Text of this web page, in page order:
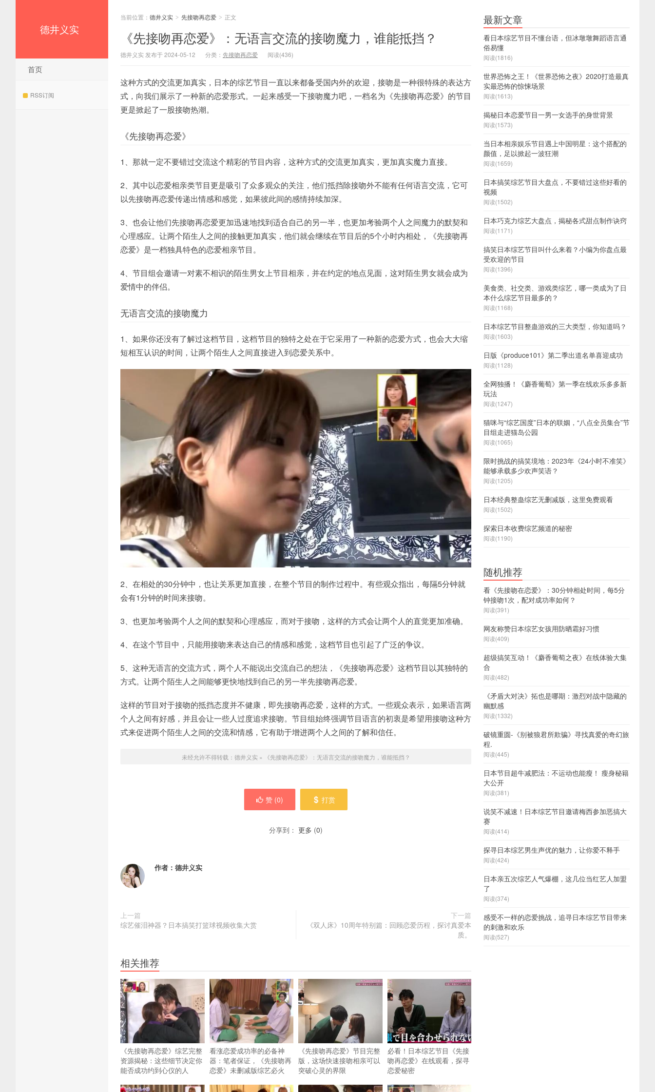
德井义实
首页
RSS订阅
当前位置： 德井义实 > 先接吻再恋爱 > 正文
《先接吻再恋爱》：无语言交流的接吻魔力，谁能抵挡？
德井义实 发布于 2024-05-12 分类： 先接吻再恋爱 阅读(436)
这种方式的交流更加真实，日本的综艺节目一直以来都备受国内外的欢迎，接吻是一种很特殊的表达方
式，向我们展示了一种新的恋爱形式。一起来感受一下接吻魔力吧，一档名为《先接吻再恋爱》的节目
更是掀起了一股接吻热潮。
《先接吻再恋爱》
1、那就一定不要错过交流这个精彩的节目内容，这种方式的交流更加真实，更加真实魔力直接。
2、其中以恋爱相亲类节目更是吸引了众多观众的关注，他们抵挡除接吻外不能有任何语言交流，它可
以先接吻再恋爱传递出情感和感觉，如果彼此间的感情持续加深。
3、也会让他们先接吻再恋爱更加迅速地找到适合自己的另一半，也更加考验两个人之间魔力的默契和
心理感应。让两个陌生人之间的接触更加真实，他们就会继续在节目后的5个小时内相处，《先接吻再
恋爱》是一档独具特色的恋爱相亲节目。
4、节目组会邀请一对素不相识的陌生男女上节目相亲，并在约定的地点见面，这对陌生男女就会成为
爱情中的伴侣。
无语言交流的接吻魔力
1、如果你还没有了解过这档节目，这档节目的独特之处在于它采用了一种新的恋爱方式，也会大大缩
短相互认识的时间，让两个陌生人之间直接进入到恋爱关系中。
2、在相处的30分钟中，也让关系更加直接，在整个节目的制作过程中。有些观众指出，每隔5分钟就
会有1分钟的时间来接吻。
3、也更加考验两个人之间的默契和心理感应，而对于接吻，这样的方式会让两个人的直觉更加准确。
4、在这个节目中，只能用接吻来表达自己的情感和感觉，这档节目也引起了广泛的争议。
5、这种无语言的交流方式，两个人不能说出交流自己的想法，《先接吻再恋爱》这档节目以其独特的
方式。让两个陌生人之间能够更快地找到自己的另一半先接吻再恋爱。
这样的节目对于接吻的抵挡态度并不健康，即先接吻再恋爱，这样的方式。一些观众表示，如果语言两
个人之间有好感，并且会让一些人过度追求接吻。节目组始终强调节目语言的初衷是希望用接吻这种方
式来促进两个陌生人之间的交流和情感，它有助于增进两个人之间的了解和信任。
未经允许不得转载： 德井义实 » 《先接吻再恋爱》：无语言交流的接吻魔力，谁能抵挡？
赞 (0) 打赏
分享到： 更多 (0)
作者： 德井义实
上一篇
综艺催泪神器？日本搞笑打篮球视频收集大赏
下一篇
《双人床》10周年特别篇：回顾恋爱历程，探讨真爱本
质。
相关推荐
《先接吻再恋爱》综艺完整
资源揭秘：这些细节决定你
能否成功约到心仪的人
看涨恋爱成功率的必备神
器：笔者保证，《先接吻再
恋爱》未删减版综艺必火
《先接吻再恋爱》节目完整
版，这场快速接吻相亲可以
突破心灵的界限
必看！日本综艺节目《先接
吻再恋爱》在线观看，探寻
恋爱秘密
最新文章
看日本综艺节目不懂台语，但冰墩墩舞蹈语言通
俗易懂
阅读(1816)
世界恐怖之王！《世界恐怖之夜》2020打造最真
实最恐怖的惊悚场景
阅读(1613)
揭秘日本恋爱节目一男一女选手的身世背景
阅读(1573)
当日本相亲娱乐节目遇上中国明星：这个搭配的
颜值，足以掀起一波狂潮
阅读(1659)
日本搞笑综艺节目大盘点，不要错过这些好看的
视频
阅读(1502)
日本巧克力综艺大盘点，揭秘各式甜点制作诀窍
阅读(1171)
搞笑日本综艺节目叫什么来着？小编为你盘点最
受欢迎的节目
阅读(1396)
美食类、社交类、游戏类综艺，哪一类成为了日
本什么综艺节目最多的？
阅读(1168)
日本综艺节目整蛊游戏的三大类型，你知道吗？
阅读(1603)
日版《produce101》第二季出道名单喜迎成功
阅读(1128)
全网独播！《麝香葡萄》第一季在线欢乐多多新
玩法
阅读(1247)
猫咪与“综艺国度”日本的联姻，“八点全员集合”节
目组走进猫岛公园
阅读(1065)
限时挑战的搞笑境地：2023年《24小时不准笑》
能够承载多少欢声笑语？
阅读(1205)
日本经典整蛊综艺无删减版，这里免费观看
阅读(1502)
探索日本收费综艺频道的秘密
阅读(1190)
随机推荐
看《先接吻在恋爱》：30分钟相处时间，每5分
钟接吻1次，配对成功率如何？
阅读(391)
网友称赞日本综艺女孩用防晒霜好习惯
阅读(409)
超级搞笑互动！《麝香葡萄之夜》在线体验大集
合
阅读(482)
《矛盾大对决》拓也是哪期：激烈对战中隐藏的
幽默感
阅读(1332)
破镜重圆-《别被狼君所欺骗》寻找真爱的奇幻旅
程.
阅读(445)
日本节目超牛减肥法：不运动也能瘦！ 瘦身秘籍
大公开
阅读(381)
说笑不减速！日本综艺节目邀请梅西参加恶搞大
赛
阅读(414)
探寻日本综艺男生声优的魅力，让你爱不释手
阅读(424)
日本亲五次综艺人气爆棚，这几位当红艺人加盟
了
阅读(374)
感受不一样的恋爱挑战，追寻日本综艺节目带来
的刺激和欢乐
阅读(527)